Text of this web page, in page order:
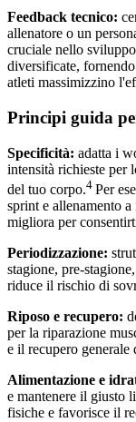
Feedback tecnico:
allenatore o un
cruciale nello
diversificate,
atleti massimizzino
Principi guida
Specificità: adatta i
intensità richieste per
del tuo corpo.4 Per
sprint e allenamento
migliora per
Periodizzazione:
stagione, pre-
riduce il rischio di
Riposo e recupero:
per la riparazione
e il recupero generale
Alimentazione e
e mantenere il giusto
fisiche e favorisce il